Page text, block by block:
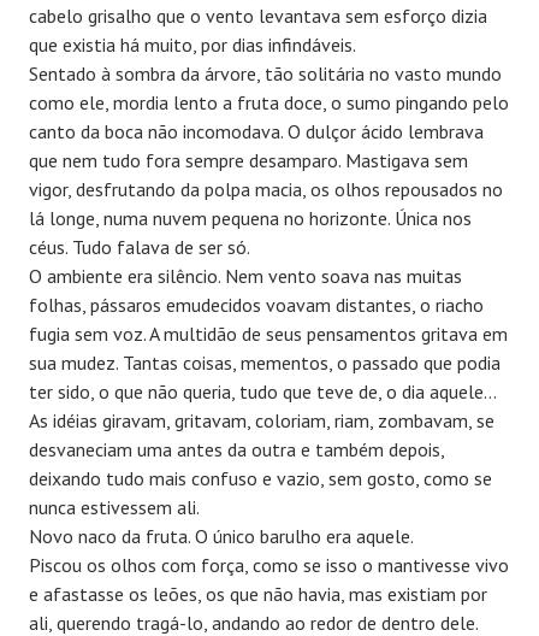
cabelo grisalho que o vento levantava sem esforço dizia
que existia há muito, por dias infindáveis.
Sentado à sombra da árvore, tão solitária no vasto mundo
como ele, mordia lento a fruta doce, o sumo pingando pelo
canto da boca não incomodava. O dulçor ácido lembrava
que nem tudo fora sempre desamparo. Mastigava sem
vigor, desfrutando da polpa macia, os olhos repousados no
lá longe, numa nuvem pequena no horizonte. Única nos
céus. Tudo falava de ser só.
O ambiente era silêncio. Nem vento soava nas muitas
folhas, pássaros emudecidos voavam distantes, o riacho
fugia sem voz. A multidão de seus pensamentos gritava em
sua mudez. Tantas coisas, mementos, o passado que podia
ter sido, o que não queria, tudo que teve de, o dia aquele…
As idéias giravam, gritavam, coloriam, riam, zombavam, se
desvaneciam uma antes da outra e também depois,
deixando tudo mais confuso e vazio, sem gosto, como se
nunca estivessem ali.
Novo naco da fruta. O único barulho era aquele.
Piscou os olhos com força, como se isso o mantivesse vivo
e afastasse os leões, os que não havia, mas existiam por
ali, querendo tragá-lo, andando ao redor de dentro dele.